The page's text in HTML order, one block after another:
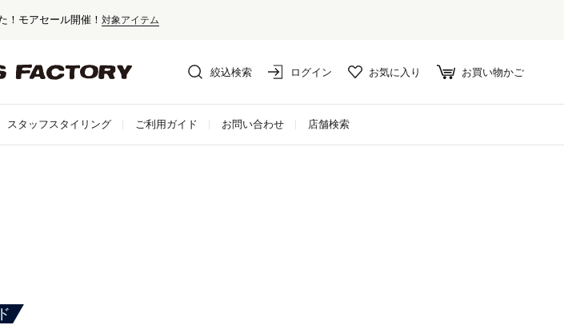
！モアセール開催！ 対象アイテム
らに詳しく
絞込検索 ログイン お気に入り お買い物かご
スタッフスタイリング ご利用ガイド お問い合わせ 店舗検索